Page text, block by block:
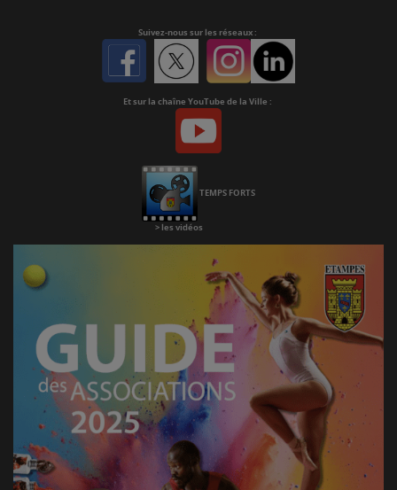
Suivez-nous sur les réseaux :
Facebook
Twitter Instagram
Et sur la chaîne YouTube de la Ville :
Youtube
TEMPS FORTS
> les vidéos